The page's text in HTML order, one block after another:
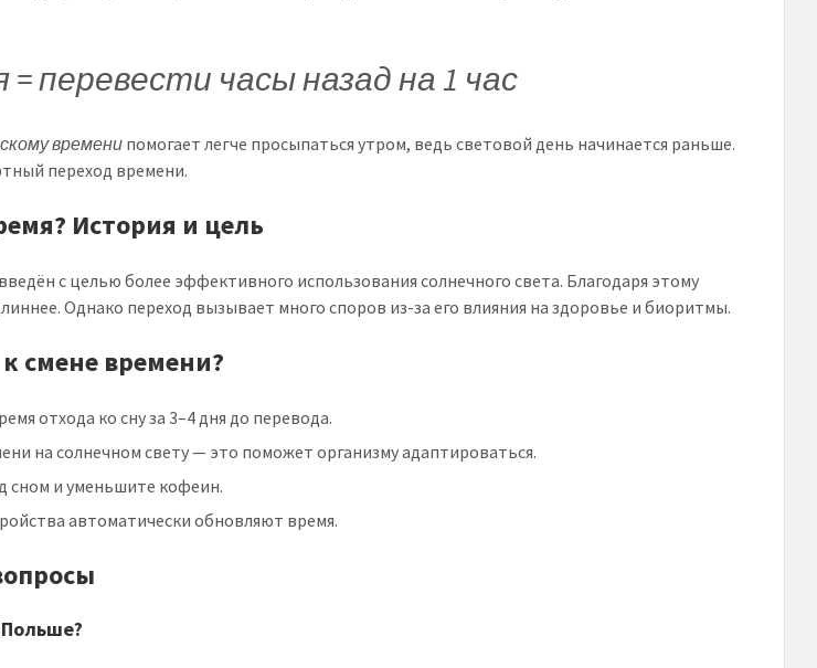
перевести часы назад на 1 час
времени помогает легче просыпаться утром, ведь световой день начинается раньше.
переход времени.
История и цель
с целью более эффективного использования солнечного света. Благодаря этому
Однако переход вызывает много споров из-за его влияния на здоровье и биоритмы.
смене времени?
отхода ко сну за 3–4 дня до перевода.
на солнечном свету — это поможет организму адаптироваться.
сном и уменьшите кофеин.
автоматически обновляют время.